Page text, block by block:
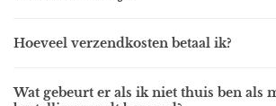
Hoeveel verzendkosten betaal ik?
Wat gebeurt er als ik niet thuis ben als